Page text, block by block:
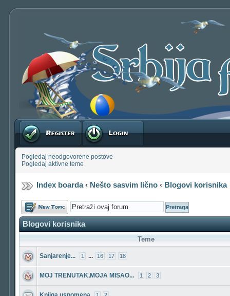
Registruj se Prijavite se
Pogledaj neodgovorene postove
Pogledaj aktivne teme
Index boarda‹ Nešto sasvim lično‹ Blogovi korisnika
Počni novu temu
Blogovi korisnika
Teme
Sanjarenje... 1 ... 16 17 18
MOJ TRENUTAK,MOJA MISAO... 1 2 3